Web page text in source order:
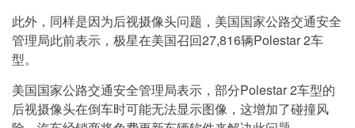
此外，同样是因为后视摄像头问题，美国国家公路交通安全
管理局此前表示，极星在美国召回27,816辆Polestar 2车
型。
美国国家公路交通安全管理局表示，部分Polestar 2车型的
后视摄像头在倒车时可能无法显示图像，这增加了碰撞风